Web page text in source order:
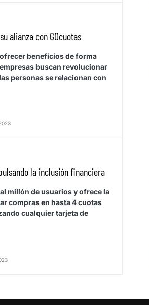
alianza con GOcuotas
beneficios de forma
buscan revolucionar
personas se relacionan con
la inclusión financiera
millón de usuarios y ofrece la
compras en hasta 4 cuotas
cualquier tarjeta de